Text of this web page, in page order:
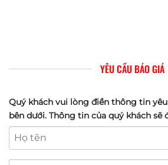
YÊU CẦU BÁO GIÁ
Quý khách vui lòng điền thông tin
bên dưới. Thông tin của quý khách sẽ